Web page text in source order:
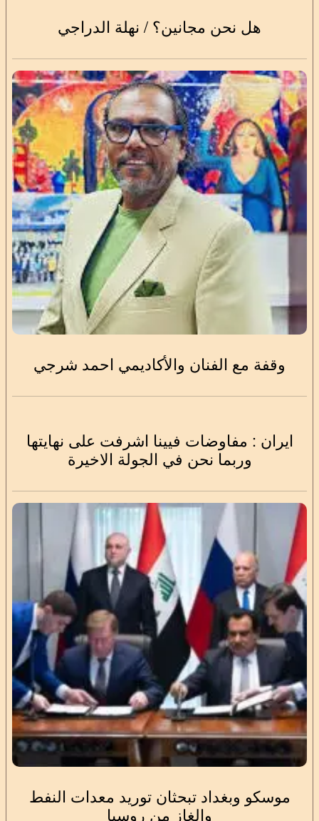
هل نحن مجانين؟ / نهلة الدراجي
وقفة مع الفنان والأكاديمي احمد شرجي
ايران : مفاوضات فيينا اشرفت على نهايتها
وربما نحن في الجولة الاخيرة
موسكو وبغداد تبحثان توريد معدات النفط
والغاز من روسيا